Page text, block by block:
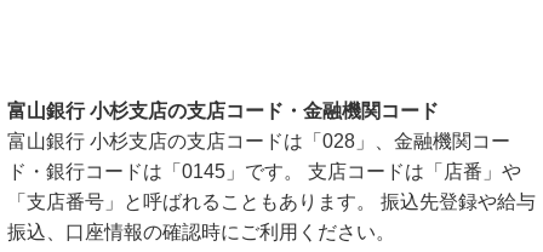
富山銀行 小杉支店の支店コード・金融機関コード
富山銀行 小杉支店の支店コードは「028」、金融機関コー
ド・銀行コードは「0145」です。 支店コードは「店番」や
「支店番号」と呼ばれることもあります。 振込先登録や給与
振込、口座情報の確認時にご利用ください。